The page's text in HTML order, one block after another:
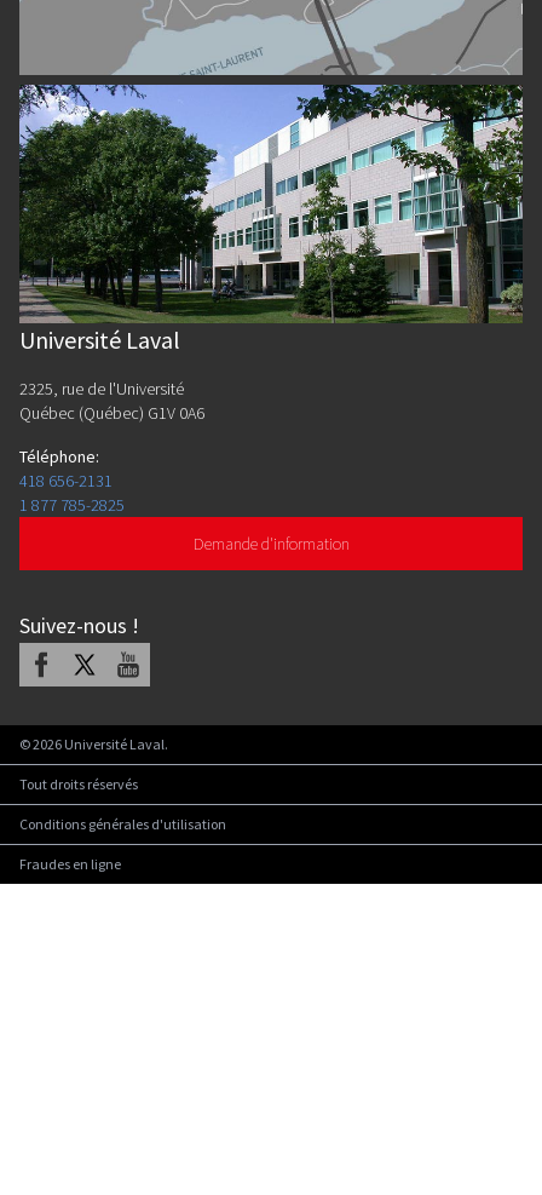
Université Laval
2325, rue de l'Université
Québec (Québec) G1V 0A6
Téléphone:
418 656-2131
1 877 785-2825
Demande d'information
Suivez-nous !
Facebook Youtube
©2026 Université Laval.
Tout droits réservés
Conditions générales d'utilisation
Fraudes en ligne